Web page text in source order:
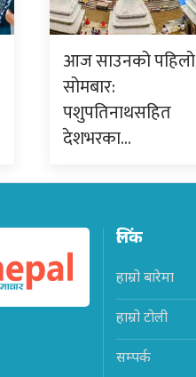
आज साउनको पहिलो
सोमबार:
पशुपतिनाथसहित
देशभरका…
लिंक
हाम्रो बारेमा
हाम्रो टोली
सम्पर्क